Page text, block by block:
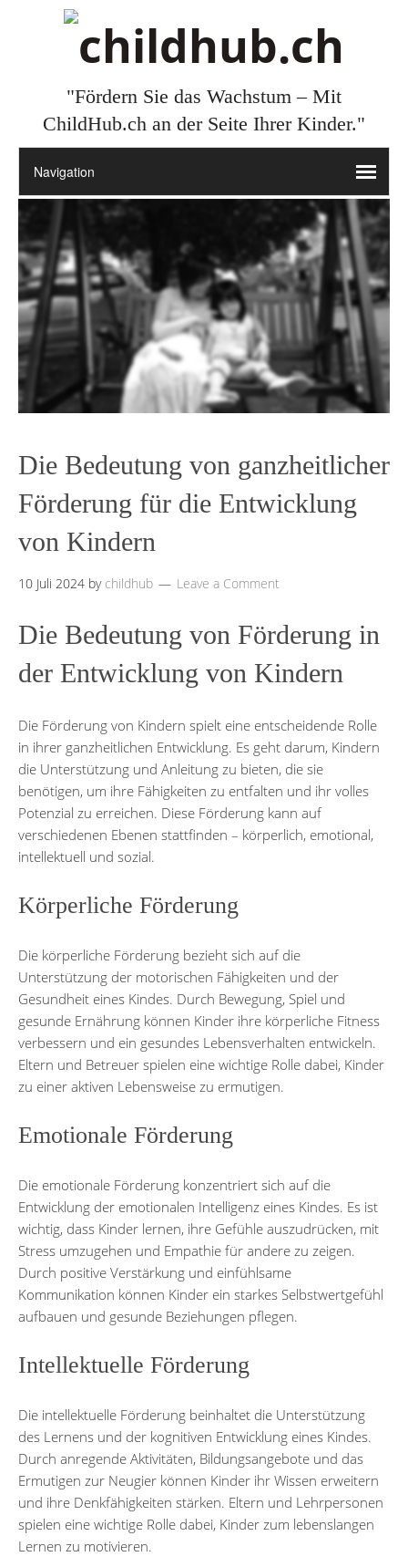
"Fördern Sie das Wachstum – Mit
ChildHub.ch an der Seite Ihrer Kinder."
Die Bedeutung von ganzheitlicher
Förderung für die Entwicklung
von Kindern
10 Juli 2024 by childhub Leave a Comment
Die Bedeutung von Förderung in
der Entwicklung von Kindern
Die Förderung von Kindern spielt eine entscheidende Rolle
in ihrer ganzheitlichen Entwicklung. Es geht darum, Kindern
die Unterstützung und Anleitung zu bieten, die sie
benötigen, um ihre Fähigkeiten zu entfalten und ihr volles
Potenzial zu erreichen. Diese Förderung kann auf
verschiedenen Ebenen stattfinden – körperlich, emotional,
intellektuell und sozial.
Körperliche Förderung
Die körperliche Förderung bezieht sich auf die
Unterstützung der motorischen Fähigkeiten und der
Gesundheit eines Kindes. Durch Bewegung, Spiel und
gesunde Ernährung können Kinder ihre körperliche Fitness
verbessern und ein gesundes Lebensverhalten entwickeln.
Eltern und Betreuer spielen eine wichtige Rolle dabei, Kinder
zu einer aktiven Lebensweise zu ermutigen.
Emotionale Förderung
Die emotionale Förderung konzentriert sich auf die
Entwicklung der emotionalen Intelligenz eines Kindes. Es ist
wichtig, dass Kinder lernen, ihre Gefühle auszudrücken, mit
Stress umzugehen und Empathie für andere zu zeigen.
Durch positive Verstärkung und einfühlsame
Kommunikation können Kinder ein starkes Selbstwertgefühl
aufbauen und gesunde Beziehungen pflegen.
Intellektuelle Förderung
Die intellektuelle Förderung beinhaltet die Unterstützung
des Lernens und der kognitiven Entwicklung eines Kindes.
Durch anregende Aktivitäten, Bildungsangebote und das
Ermutigen zur Neugier können Kinder ihr Wissen erweitern
und ihre Denkfähigkeiten stärken. Eltern und Lehrpersonen
spielen eine wichtige Rolle dabei, Kinder zum lebenslangen
Lernen zu motivieren.